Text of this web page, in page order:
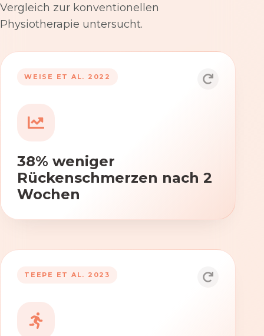
Vergleich zur konventionellen
Physiotherapie untersucht.
WEISE ET AL. 2022
38% weniger
Rückenschmerzen nach 2
Wochen
53% nach 12 Wochen
TEEPE ET AL. 2023
Durch die Anwendung von ViViRA
Beweglichkeit und Koordination nach